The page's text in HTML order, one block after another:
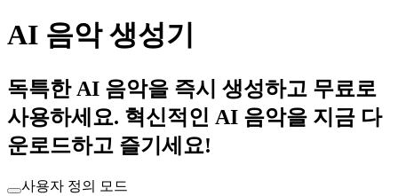
AI 음악 생성기
독특한 AI 음악을 즉시 생성하고 무료로
사용하세요. 혁신적인 AI 음악을 지금 다
운로드하고 즐기세요!
사용자 정의 모드